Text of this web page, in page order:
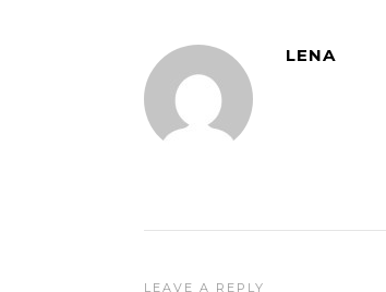
LENA
LEAVE A REPLY